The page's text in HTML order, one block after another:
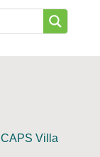
Villa